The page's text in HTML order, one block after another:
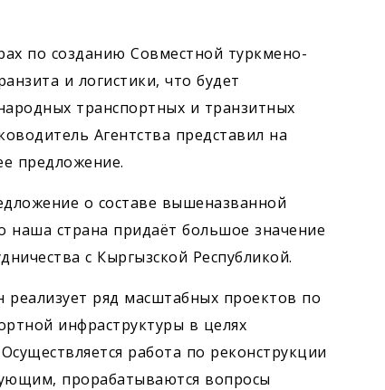
по созданию Совместной туркмено-
и логистики, что будет
транспортных и транзитных
Агентства представил на
предложение.
о составе вышеназванной
наша страна придаёт большое значение
с Кыргызской Республикой.
реализует ряд масштабных проектов по
инфраструктуры в целях
работа по реконструкции
прорабатываются вопросы